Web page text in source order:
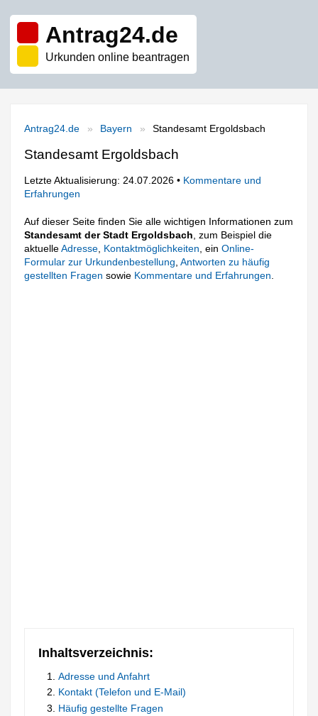
Antrag24.de
Urkunden online beantragen
Antrag24.de Bayern Standesamt Ergoldsbach
Standesamt Ergoldsbach
Letzte Aktualisierung: 24.07.2026 • Kommentare und
Erfahrungen
Auf dieser Seite finden Sie alle wichtigen Informationen zum
Standesamt der Stadt Ergoldsbach , zum Beispiel die
aktuelleAdresse Kontaktmöglichkeiten , einOnline-
Formular zur Urkundenbestellung ,Antworten zu häufig
gestellten Fragen sowie Kommentare und Erfahrungen
Inhaltsverzeichnis:
Adresse und Anfahrt
Kontakt (Telefon und E-Mail)
Häufig gestellte Fragen